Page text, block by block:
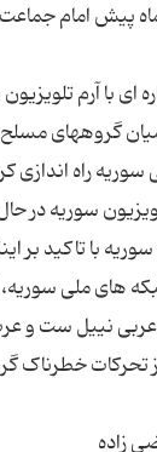
پیش امام
گروههای
سوریه راه
سوریه با تاکید
عربی نییل ست و